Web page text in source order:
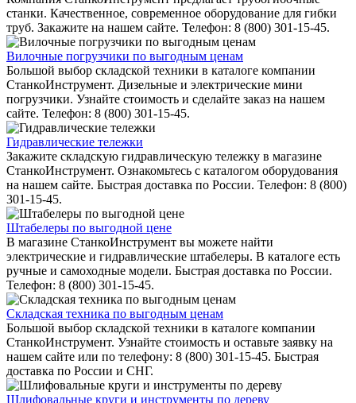
станки. Качественное, современное оборудование для гибки
труб. Закажите на нашем сайте. Телефон: 8 (800) 301-15-45.
Вилочные погрузчики по выгодным ценам
Большой выбор складской техники в каталоге компании
СтанкоИнструмент. Дизельные и электрические мини
погрузчики. Узнайте стоимость и сделайте заказ на нашем
сайте. Телефон: 8 (800) 301-15-45.
Гидравлические тележки
Закажите складскую гидравлическую тележку в магазине
СтанкоИнструмент. Ознакомьтесь с каталогом оборудования
на нашем сайте. Быстрая доставка по России. Телефон: 8 (800)
301-15-45.
Штабелеры по выгодной цене
В магазине СтанкоИнструмент вы можете найти
электрические и гидравлические штабелеры. В каталоге есть
ручные и самоходные модели. Быстрая доставка по России.
Телефон: 8 (800) 301-15-45.
Складская техника по выгодным ценам
Большой выбор складской техники в каталоге компании
СтанкоИнструмент. Узнайте стоимость и оставьте заявку на
нашем сайте или по телефону: 8 (800) 301-15-45. Быстрая
доставка по России и СНГ.
Шлифовальные круги и инструменты по дереву